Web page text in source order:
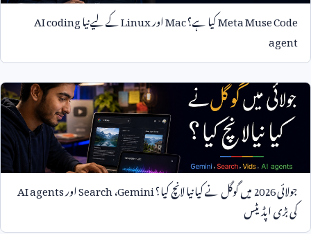
Meta Muse Codeکیا ہے؟MacاورLinuxکے لیے نیاAI coding
agent
جولائی2026میں گوگل نے کیا نیا لانچ کیا؟Gemini،SearchاورAI agents
کی بڑی اپڈیٹس